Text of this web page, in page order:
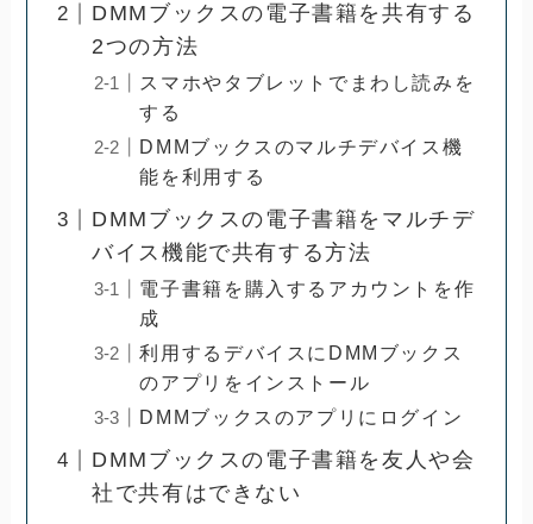
DMMブックスの電子書籍を共有する
2つの方法
スマホやタブレットでまわし読みを
する
DMMブックスのマルチデバイス機
能を利用する
DMMブックスの電子書籍をマルチデ
バイス機能で共有する方法
電子書籍を購入するアカウントを作
成
利用するデバイスにDMMブックス
のアプリをインストール
DMMブックスのアプリにログイン
DMMブックスの電子書籍を友人や会
社で共有はできない